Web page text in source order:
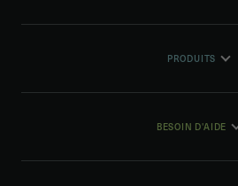
PRODUITS
BESOIN D'AIDE